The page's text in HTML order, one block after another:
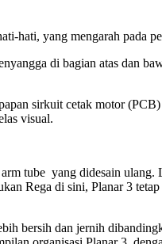
hati, yang mengarah pada
di bagian atas dan
sirkuit cetak motor
visual.
tube yang didesain ulang.
Rega di sini, Planar 3 tetap
bersih dan jernih